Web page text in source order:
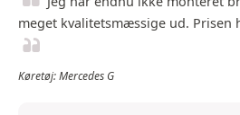
meget kvalitetsmæssige ud. Prisen
Køretøj: Mercedes G